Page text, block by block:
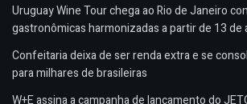
Uruguay Wine Tour chega ao Rio de Janeiro
gastronômicas harmonizadas a partir de 13 de
Confeitaria deixa de ser renda extra e se
para milhares de brasileiras
W+E assina a campanha de lançamento do